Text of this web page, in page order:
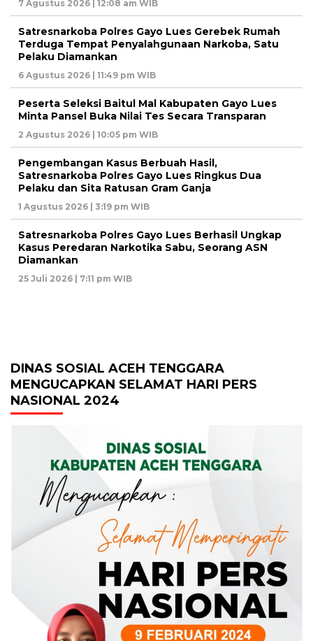
7 Agustus 2026 | 12:08 am WIB
Satresnarkoba Polres Gayo Lues Gerebek Rumah
Terduga Tempat Penyalahgunaan Narkoba, Satu
Pelaku Diamankan
6 Agustus 2026 | 11:49 pm WIB
Peserta Seleksi Baitul Mal Kabupaten Gayo Lues
Minta Pansel Buka Nilai Tes Secara Transparan
2 Agustus 2026 | 10:05 pm WIB
Pengembangan Kasus Berbuah Hasil,
Satresnarkoba Polres Gayo Lues Ringkus Dua
Pelaku dan Sita Ratusan Gram Ganja
1 Agustus 2026 | 3:19 pm WIB
Satresnarkoba Polres Gayo Lues Berhasil Ungkap
Kasus Peredaran Narkotika Sabu, Seorang ASN
Diamankan
25 Juli 2026 | 7:11 pm WIB
DINAS SOSIAL ACEH TENGGARA
MENGUCAPKAN SELAMAT HARI PERS
NASIONAL 2024